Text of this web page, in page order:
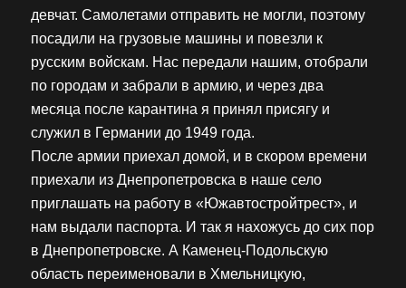
девчат. Самолетами отправить не могли, поэтому
посадили на грузовые машины и повезли к
русским войскам. Нас передали нашим, отобрали
по городам и забрали в армию, и через два
месяца после карантина я принял присягу и
служил в Германии до 1949 года.
После армии приехал домой, и в скором времени
приехали из Днепропетровска в наше село
приглашать на работу в «Южавтостройтрест», и
нам выдали паспорта. И так я нахожусь до сих пор
в Днепропетровске. А Каменец-Подольскую
область переименовали в Хмельницкую,